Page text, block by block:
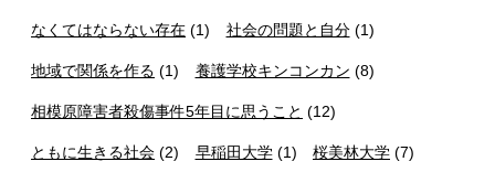
なくてはならない存在 (1) 社会の問題と自分(1)
地域で関係を作る (1) 養護学校キンコンカン (8)
相模原障害者殺傷事件5年目に思うこと (12)
ともに生きる社会 (2) 早稲田大学(1) 桜美林大学 (7)